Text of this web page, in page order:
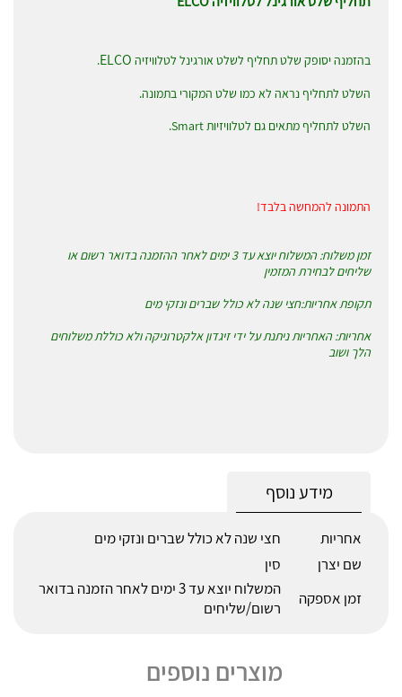
בהזמנה יסופק שלט תחליף לשלט אורגינל לטלוויזיה ELCO
.
השלט לתחליף נראה לא כמו שלט המקורי בתמונה.
השלט לתחליף מתאים גם לטלוויזיות Smart.
התמונה להמחשה בלבד!
זמן משלוח: המשלוח יוצא עד 3 ימים לאחר ההזמנה בדואר רשום או
שליחים לבחירת המזמין
תקופת אחריות:חצי שנה לא כולל שברים ונזקי מים
אחריות: האחריות ניתנת על ידי זיגדון אלקטרוניקה ולא כוללת משלוחים
הלך ושוב
מידע נוסף
אחריות
חצי שנה לא כולל שברים ונזקי מים
שם יצרן
סין
זמן אספקה
המשלוח יוצא עד 3 ימים לאחר הזמנה בדואר
רשום/שליחים
מוצרים נוספים